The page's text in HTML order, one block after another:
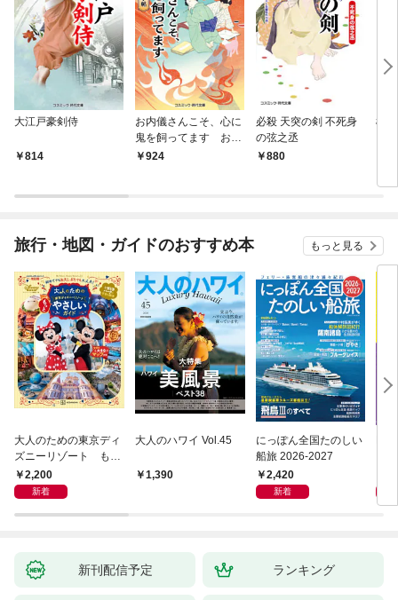
大江戸豪剣侍
814
お内儀さんこそ、心に
鬼を飼ってます おけ
いの戯作手帖
924
必殺 天突の剣 不死身
の弦之丞
880
極
旅行・地図・ガイドのおすすめ本 もっと見る
大人のための東京ディ
ズニーリゾート もっ
とやさしいガイド
2,200
新着
大人のハワイ Vol.45
1,390
にっぽん全国たのしい
船旅 2026-2027
2,420
新着
新刊配信予定 ランキング